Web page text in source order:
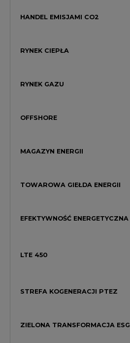
HANDEL EMISJAMI CO2
RYNEK CIEPŁA
RYNEK GAZU
OFFSHORE
MAGAZYN ENERGII
TOWAROWA GIEŁDA ENERGII
EFEKTYWNOŚĆ ENERGETYCZNA
LTE 450
STREFA KOGENERACJI PTEZ
ZIELONA TRANSFORMACJA ESG